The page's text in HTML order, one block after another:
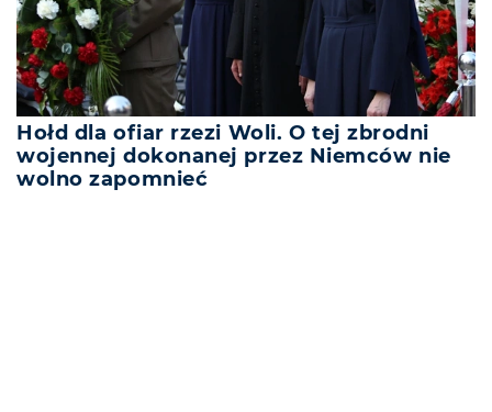
Hołd dla ofiar rzezi Woli. O tej zbrodni
wojennej dokonanej przez Niemców nie
wolno zapomnieć